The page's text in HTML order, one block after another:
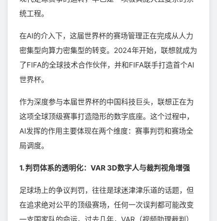
统工程。
在AI的介入下，这届世界杯的赛场管理正在完成从人力
密集型向算力密集型的转变。2024年开始，联想就成为
了FIFA的全球技术合作伙伴，并和FIFA联手打造首个AI
世界杯。
作为深度参与本届世界杯的中国科技巨头，联想正在为
这项全球顶级赛事打造隐形的数字底座。这个过程中，
AI发挥的作用主要体现在两个维度：赛事判罚和赛场全
局调度。
1. 判罚体系的透明化：VAR 3D数字人与裁判视角增强
足球场上的争议判罚，往往是球迷津津乐道的话题，但
在追求绝对公平的顶级赛场，任何一次误判都可能改变